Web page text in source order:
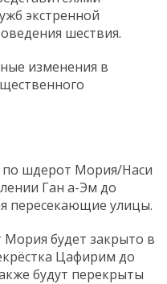
экстренной
шествия.
изменения в
по шдерот Мория/Наси
Ган а-Эм до
пересекающие улицы.
будет закрыто в
Цафирим до
будут перекрыты